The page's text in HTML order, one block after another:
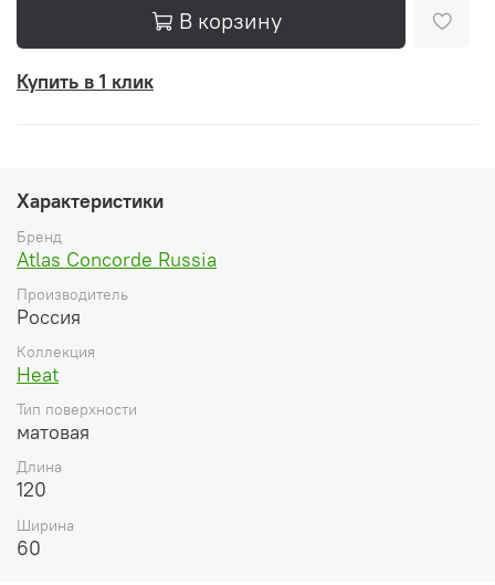
В корзину
Купить в 1 клик
Характеристики
Бренд
Atlas Concorde Russia
Производитель
Россия
Коллекция
Heat
Тип поверхности
матовая
Длина
120
Ширина
60